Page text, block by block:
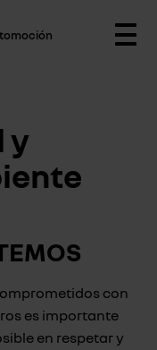
y
con
es importante
en respetar y